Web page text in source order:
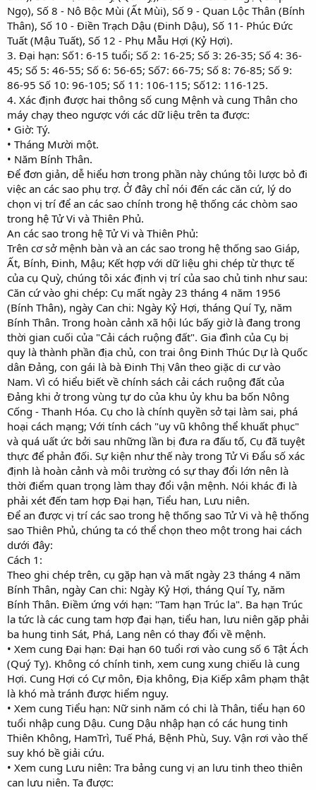
Ngọ), Số 8 - Nô Bộc Mùi (Ất Mùi), Số 9 - Quan Lộc Thân (Bính
Thân), Số 10 - Điền Trạch Dậu (Đinh Dậu), Số 11- Phúc Đức
Tuất (Mậu Tuất), Số 12 - Phụ Mẫu Hợi (Kỷ Hợi).
3. Đại hạn: Số1: 6-15 tuổi; Số 2: 16-25; Số 3: 26-35; Số 4: 36-
45; Số 5: 46-55; Số 6: 56-65; Số7: 66-75; Số 8: 76-85; Số 9:
86-95 Số 10: 96-105; Số 11: 106-115; Số12: 116-125.
4. Xác định được hai thông số cung Mệnh và cung Thân cho
máy chạy theo ngược với các dữ liệu trên ta được:
• Giờ: Tý.
• Tháng Mười một.
• Năm Bính Thân.
Để đơn giản, dễ hiểu hơn trong phần này chúng tôi lược bỏ đi
việc an các sao phụ trợ. Ở đây chỉ nói đến các căn cứ, lý do
chọn vị trí để an các sao chính trong hệ thống các chòm sao
trong hệ Tử Vi và Thiên Phủ.
An các sao trong hệ Tử Vi và Thiên Phủ:
Trên cơ sở mệnh bàn và an các sao trong hệ thống sao Giáp,
Ất, Bính, Đinh, Mậu; Kết hợp với dữ liệu ghi chép từ thực tế
của cụ Quỳ, chúng tôi xác định vị trí của sao chủ tinh như sau:
Căn cứ vào ghi chép: Cụ mất ngày 23 tháng 4 năm 1956
(Bính Thân), ngày Can chi: Ngày Kỷ Hợi, tháng Quí Tỵ, năm
Bính Thân. Trong hoàn cảnh xã hội lúc bấy giờ là đang trong
thời gian cuối của "Cải cách ruộng đất". Gia đình của Cụ bị
quy là thành phần địa chủ, con trai ông Đinh Thúc Dự là Quốc
dân Đảng, con gái là bà Đinh Thị Vân theo giặc di cư vào
Nam. Vì có hiểu biết về chính sách cải cách ruộng đất của
Đảng khi ở trong vùng tự do của khu ủy khu ba bốn Nông
Cống - Thanh Hóa. Cụ cho là chính quyền sở tại làm sai, phá
hoại cách mạng; Với tính cách "uy vũ không thể khuất phục"
và quá uất ức bởi sau những lần bị đưa ra đấu tố, Cụ đã tuyệt
thực để phản đối. Sự kiện như thế này trong Tử Vi Đẩu số xác
định là hoàn cảnh và môi trường có sự thay đổi lớn nên là
thời điểm quan trọng làm thay đổi vận mệnh. Nói khác đi là
phải xét đến tam hợp Đại hạn, Tiểu han, Lưu niên.
Để an được vị trí các sao trong hệ thống sao Tử Vi và hệ thống
sao Thiên Phủ, chúng ta có thể chọn theo một trong hai cách
dưới đây:
Cách 1:
Theo ghi chép trên, cụ gặp hạn và mất ngày 23 tháng 4 năm
Bính Thân, ngày Can chi: Ngày Kỷ Hợi, tháng Quí Tỵ, năm
Bính Thân. Điềm ứng với hạn: "Tam hạn Trúc la". Ba hạn Trúc
la tức là các cung tam hợp đại hạn, tiểu han, lưu niên gặp phải
ba hung tinh Sát, Phá, Lang nên có thay đổi về mệnh.
• Xem cung Đại hạn: Đại hạn 60 tuổi rơi vào cung số 6 Tật Ách
(Quý Tỵ). Không có chính tinh, xem cung xung chiếu là cung
Hợi. Cung Hợi có Cự môn, Địa không, Địa Kiếp xâm phạm thật
là khó mà tránh được hiểm nguy.
• Xem cung Tiểu hạn: Nữ sinh năm có chi là Thân, tiểu hạn 60
tuổi nhập cung Dậu. Cung Dậu nhập hạn có các hung tinh
Thiên Không, HamTrì, Tuế Phá, Bệnh Phù, Suy. Vận rơi vào thế
suy khó bề giải cứu.
• Xem cung Lưu niên: Tra bảng cung vị an lưu tinh theo thiên
can lưu niên. Ta được: